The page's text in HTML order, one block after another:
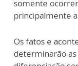
somente
principalmente
Os fatos e
determinarão